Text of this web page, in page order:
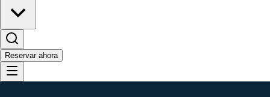
Reservar ahora